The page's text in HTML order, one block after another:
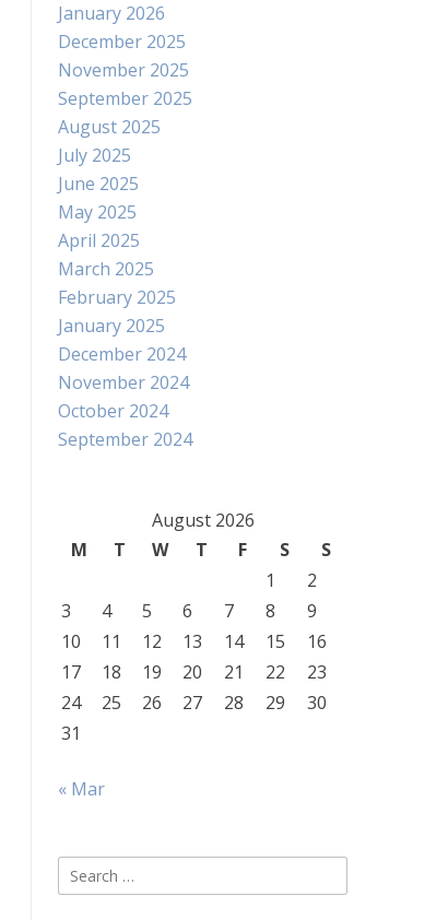
January 2026
December 2025
November 2025
September 2025
August 2025
July 2025
June 2025
May 2025
April 2025
March 2025
February 2025
January 2025
December 2024
November 2024
October 2024
September 2024
August 2026
M
T W T F S
S
1
2
3
4 5 6 7 8
9
10
11 12 13 14 15
16
17
18 19 20 21 22
23
24
25 26 27 28 29
30
31
« Mar
Search
for: